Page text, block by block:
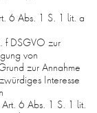
6 Abs. 1 S. 1 lit. a
f DSGVO zur
von
zur Annahme
Interesse
6 Abs. 1 S. 1 lit.